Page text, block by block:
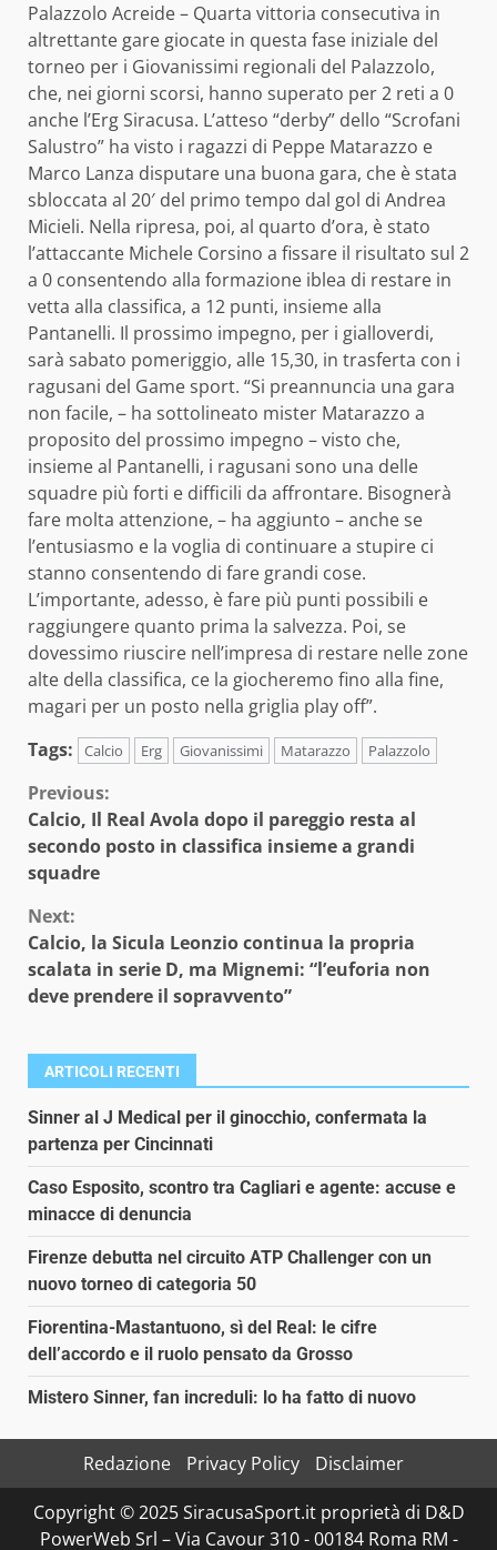
Palazzolo Acreide – Quarta vittoria consecutiva in
altrettante gare giocate in questa fase iniziale del
torneo per i Giovanissimi regionali del Palazzolo,
che, nei giorni scorsi, hanno superato per 2 reti a 0
anche l’Erg Siracusa. L’atteso “derby” dello “Scrofani
Salustro” ha visto i ragazzi di Peppe Matarazzo e
Marco Lanza disputare una buona gara, che è stata
sbloccata al 20′ del primo tempo dal gol di Andrea
Micieli. Nella ripresa, poi, al quarto d’ora, è stato
l’attaccante Michele Corsino a fissare il risultato sul 2
a 0 consentendo alla formazione iblea di restare in
vetta alla classifica, a 12 punti, insieme alla
Pantanelli. Il prossimo impegno, per i gialloverdi,
sarà sabato pomeriggio, alle 15,30, in trasferta con i
ragusani del Game sport. “Si preannuncia una gara
non facile, – ha sottolineato mister Matarazzo a
proposito del prossimo impegno – visto che,
insieme al Pantanelli, i ragusani sono una delle
squadre più forti e difficili da affrontare. Bisognerà
fare molta attenzione, – ha aggiunto – anche se
l’entusiasmo e la voglia di continuare a stupire ci
stanno consentendo di fare grandi cose.
L’importante, adesso, è fare più punti possibili e
raggiungere quanto prima la salvezza. Poi, se
dovessimo riuscire nell’impresa di restare nelle zone
alte della classifica, ce la giocheremo fino alla fine,
magari per un posto nella griglia play off”.
Tags:
Calcio Erg Giovanissimi Matarazzo Palazzolo
Continue
Reading
Previous:
Calcio, Il Real Avola dopo il pareggio resta al
secondo posto in classifica insieme a grandi
squadre
Next:
Calcio, la Sicula Leonzio continua la propria
scalata in serie D, ma Mignemi: “l’euforia non
deve prendere il sopravvento”
ARTICOLI RECENTI
Sinner al J Medical per il ginocchio, confermata la
partenza per Cincinnati
Caso Esposito, scontro tra Cagliari e agente: accuse e
minacce di denuncia
Firenze debutta nel circuito ATP Challenger con un
nuovo torneo di categoria 50
Fiorentina-Mastantuono, sì del Real: le cifre
dell’accordo e il ruolo pensato da Grosso
Mistero Sinner, fan increduli: lo ha fatto di nuovo
Redazione Privacy Policy
Disclaimer
Copyright © 2025 SiracusaSport.it proprietà di D&D
PowerWeb Srl – Via Cavour 310 - 00184 Roma RM -